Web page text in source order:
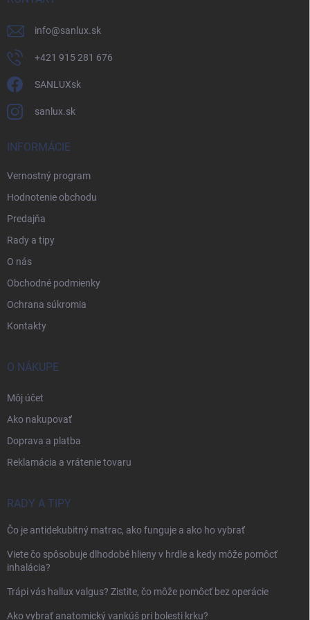
info@sanlux.sk
+421 915 281 676
SANLUXsk
sanlux.sk
INFORMÁCIE
Vernostný program
Hodnotenie obchodu
Predajňa
Rady a tipy
O nás
Obchodné podmienky
Ochrana súkromia
Kontakty
O NÁKUPE
Môj účet
Ako nakupovať
Doprava a platba
Reklamácia a vrátenie tovaru
RADY A TIPY
Čo je antidekubitný matrac, ako funguje a ako ho vybrať
Viete čo spôsobuje dlhodobé hlieny v hrdle a kedy môže pomôcť
inhalácia?
Trápi vás hallux valgus? Zistite, čo môže pomôcť bez operácie
Ako vybrať anatomický vankúš pri bolesti krku?